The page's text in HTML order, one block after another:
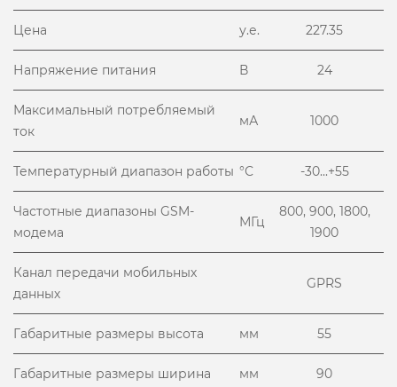
Цена у.е. 227.35
Напряжение питания В 24
Максимальный потребляемый
ток
мА 1000
Температурный диапазон работы °С -30...+55
Частотные диапазоны GSM-
модема
МГц
800, 900, 1800,
1900
Канал передачи мобильных
данных
GPRS
Габаритные размеры высота мм 55
Габаритные размеры ширина мм 90